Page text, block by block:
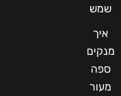
שמש
איך
מנקים
ספה
מעור